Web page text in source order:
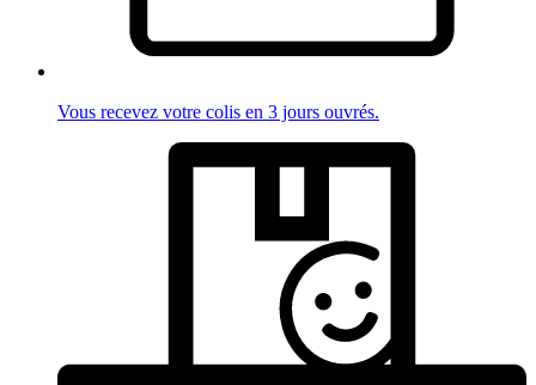
Vous recevez votre colis en 3 jours ouvrés.